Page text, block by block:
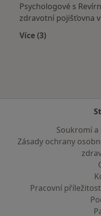
Psychologové s
zdravotní pojišťovna
Více (3)
Soukromí
Zásady ochrany
Pracovní